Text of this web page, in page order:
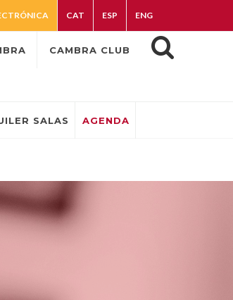
CAT ESP ENG
CAMBRA CLUB
SALAS AGENDA